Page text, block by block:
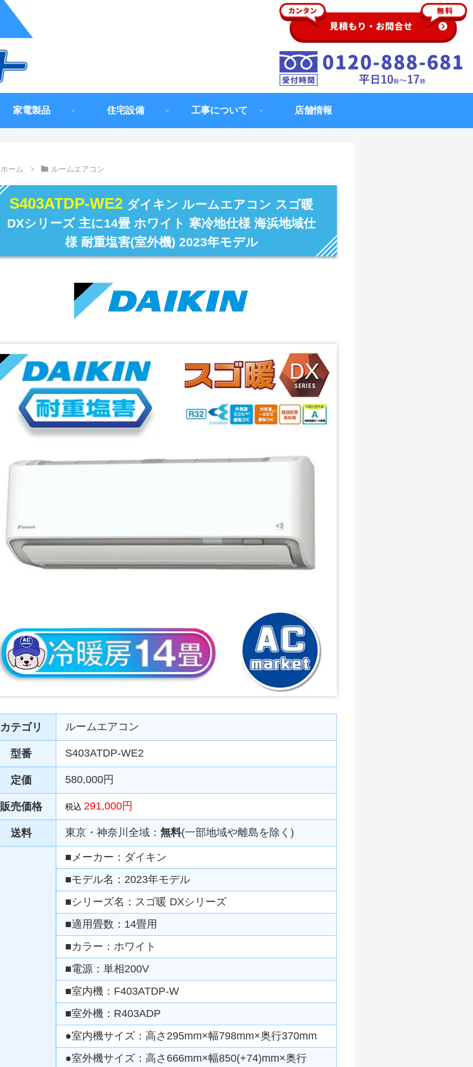
家電製品 住宅設備 工事について 店舗情報
ホーム ルームエアコン
S403ATDP-WE2 ダイキン ルームエアコン スゴ暖
DXシリーズ 主に14畳 ホワイト 寒冷地仕様 海浜地域仕
様 耐重塩害(室外機) 2023年モデル
カテゴリ ルームエアコン
型番 S403ATDP-WE2
定価 580,000円
販売価格 税込 291,000円
送料 東京・神奈川全域： 無料(一部地域や離島を除く)
■メーカー：ダイキン
■モデル名：2023年モデル
■シリーズ名：スゴ暖 DXシリーズ
■適用畳数：14畳用
■カラー：ホワイト
■電源：単相200V
■室内機：F403ATDP-W
■室外機：R403ADP
●室内機サイズ：高さ295mm×幅798mm×奥行370mm
●室外機サイズ：高さ666mm×幅850(+74)mm×奥行